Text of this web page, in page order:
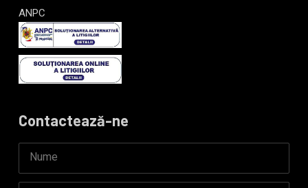
ANPC
Contactează-ne